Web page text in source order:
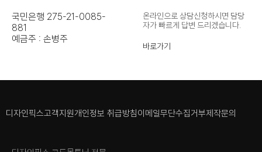
국민은행 275-21-0085-
881
예금주 : 손병주
온라인으로 상담신청하시면 담당
자가 빠르게 답변 드리겠습니다.
바로가기
디자인픽스고객지원개인정보 취급방침이메일무단수집거부제작문의